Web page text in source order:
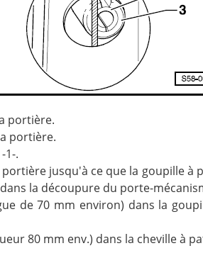
portière.
portière.
1-.
jusqu'à ce que la goupille à
la découpure du porte-
de 70 mm environ) dans la
80 mm env.) dans la cheville à